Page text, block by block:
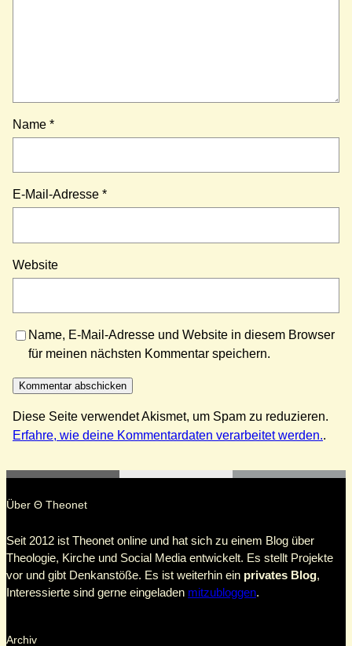
Name *
E-Mail-Adresse *
Website
Name, E-Mail-Adresse und Website in diesem Browser
für meinen nächsten Kommentar speichern.
Diese Seite verwendet Akismet, um Spam zu reduzieren.
Erfahre, wie deine Kommentardaten verarbeitet werden..
Über Θ Theonet
Seit 2012 ist Theonet online und hat sich zu einem Blog über
Theologie, Kirche und Social Media entwickelt. Es stellt Projekte
vor und gibt Denkanstöße. Es ist weiterhin ein privates Blog,
Interessierte sind gerne eingeladen mitzubloggen.
Archiv